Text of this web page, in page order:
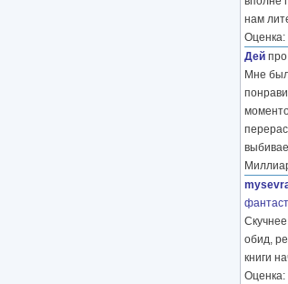
нам
Оценка:
Дей про
Мне
обид,
книги
Оценка: